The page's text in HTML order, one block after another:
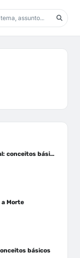
Intubação Orotraqueal: conceitos básicos
Morte
básicos